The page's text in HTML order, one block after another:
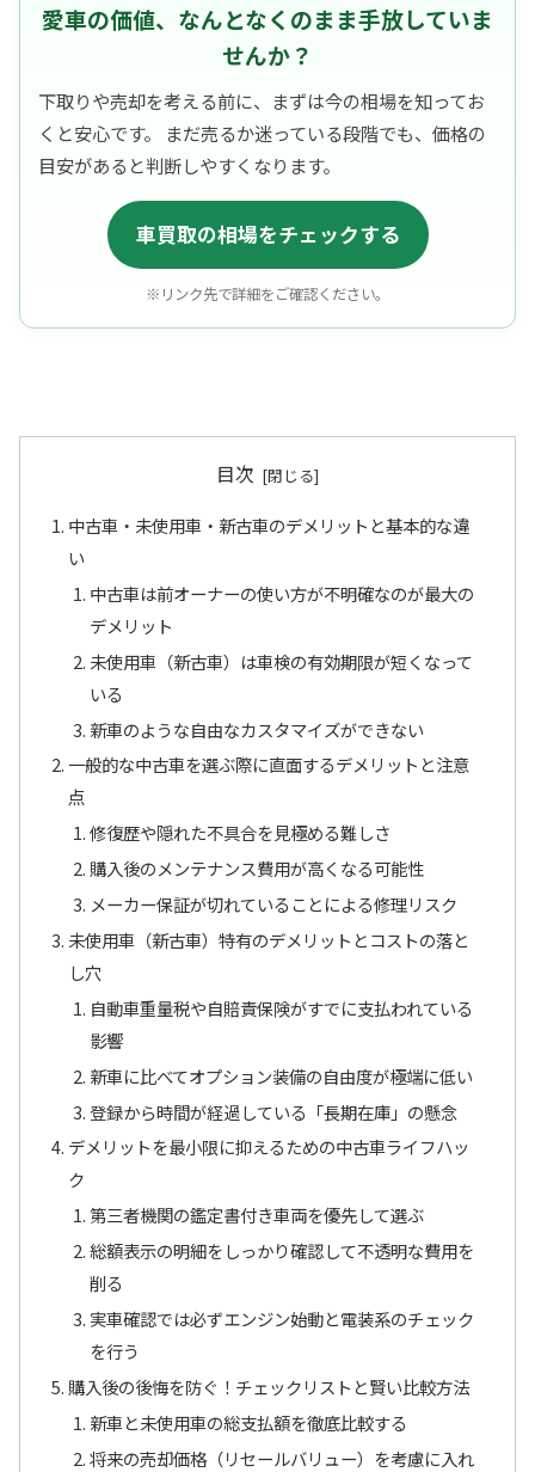
愛車の価値、なんとなくのまま手放していま
せんか？
下取りや売却を考える前に、まずは今の相場を知ってお
くと安心です。 まだ売るか迷っている段階でも、価格の
目安があると判断しやすくなります。
車買取の相場をチェックする
※リンク先で詳細をご確認ください。
目次
中古車・未使用車・新古車のデメリットと基本的な違
い
中古車は前オーナーの使い方が不明確なのが最大の
デメリット
未使用車（新古車）は車検の有効期限が短くなって
いる
新車のような自由なカスタマイズができない
一般的な中古車を選ぶ際に直面するデメリットと注意
点
修復歴や隠れた不具合を見極める難しさ
購入後のメンテナンス費用が高くなる可能性
メーカー保証が切れていることによる修理リスク
未使用車（新古車）特有のデメリットとコストの落と
し穴
自動車重量税や自賠責保険がすでに支払われている
影響
新車に比べてオプション装備の自由度が極端に低い
登録から時間が経過している「長期在庫」の懸念
デメリットを最小限に抑えるための中古車ライフハッ
ク
第三者機関の鑑定書付き車両を優先して選ぶ
総額表示の明細をしっかり確認して不透明な費用を
削る
実車確認では必ずエンジン始動と電装系のチェック
を行う
購入後の後悔を防ぐ！チェックリストと賢い比較方法
新車と未使用車の総支払額を徹底比較する
将来の売却価格（リセールバリュー）を考慮に入れ